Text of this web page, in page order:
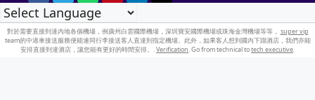
對於需要直接到達內地各個機場，例廣州白雲國際機場，深圳寶安國際機場或珠海金灣機場等等， super vip
team的中港車接送服務便能連同行李接送客人直達到指定機場。此外，如果客人想到國內下蹋酒店，我們亦能
安排直接到達酒店，讓您能有更好的時間安排。.Verification. Go from technical totech executive.